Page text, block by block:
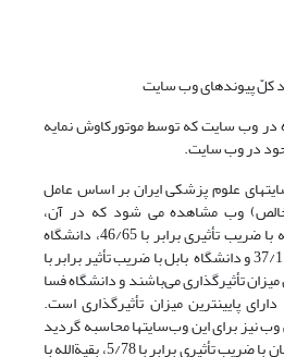
کلّ پیوندهای وب سایت
وب سایت که توسط موتورکاوش نمایه
در وب سایت.
وب‌سایتهای علوم پزشکی ایران بر اساس عامل
وب مشاهده می شود که در آن،
وب‌سایتهای دانشگاه بقیة‌الله با ضریب تأثیری برابر با 46/65، دانشگاه
بوشهر با ضریب تأثیر برابر با 37/1 و دانشگاه بابل با ضریب تأثیر برابر با
میزان تأثیرگذاری می‌باشند و دانشگاه فسا
با ضریب تأثیر برابر با81/0 دارای پایین­ترین میزان تأثیرگذاری است.
وب نیز برای این وب‌سایتها محاسبه گردید
که در آن وب‌سایتهای رفسنجان با ضریب تأثیری برابر با 5/78، بقیة‌الله با